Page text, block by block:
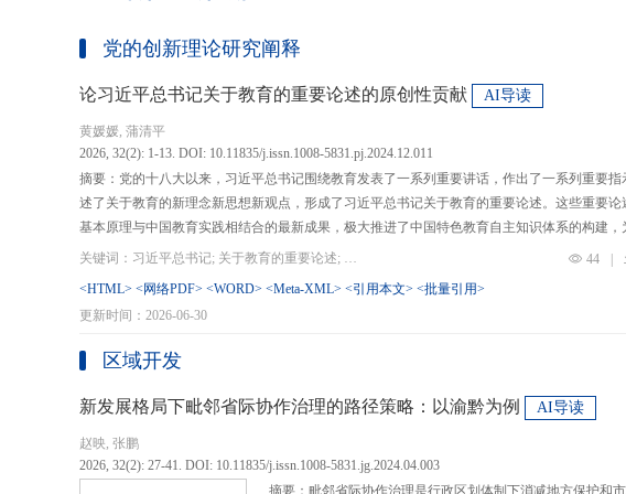
党的创新理论研究阐释
论习近平总书记关于教育的重要论述的原创性贡献 AI导读
黄媛媛, 蒲清平
2026, 32(2): 1-13. DOI: 10.11835/j.issn.1008-5831.pj.2024.12.011
摘要：党的十八大以来，习近平总书记围绕教育发表了一系列重要讲话，作出了一系列重要指
述了关于教育的新理念新思想新观点，形成了习近平总书记关于教育的重要论述。这些重要论
基本原理与中国教育实践相结合的最新成果，极大推进了中国特色教育自主知识体系的构建，
现代化、建设教育强国提供了强大思想武器和行动指南，作出了重大原创性贡献。这些原创性
在：第一，从价值论角度明确了教育在党和国家事业发展全局中的战略定位，从政治价值、
值、社会价值、创新价值等五个方面创新性回答了新时代“为什么办教育”的战略问题；第二，
予了新时代教育发展的多重内涵，深刻揭示其根本性质、根本保证、根本任务、时代使命、最
回答了新时代“办什么样的教育”的根本问题；第三，从方法论角度立足基本国情遵循教育规律
育改革创新的总体思路和战略部署，涵盖教育地位的确立、教育道路的选择、教育动力的激发
划以及教育主体的培育，创新性回答了新时代“怎么办教育”的实践问题。
关键词：习近平总书记; 关于教育的重要论述; 教育强国; 《论教育》; 教育新质生产力; 教育人工智能 44 |
<HTML> <网络PDF> <WORD> <Meta-XML> <引用本文> <批量引用>
更新时间：2026-06-30
区域开发
新发展格局下毗邻省际协作治理的路径策略：以渝黔为例 AI导读
赵映, 张鹏
2026, 32(2): 27-41. DOI: 10.11835/j.issn.1008-5831.jg.2024.04.003
摘要：毗邻省际协作治理是行政区划体制下消减地方保护和